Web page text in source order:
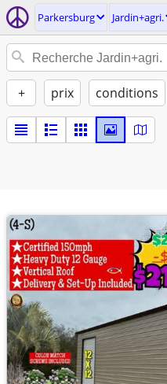
Parkersburg Jardin+agri.
+ prix conditions